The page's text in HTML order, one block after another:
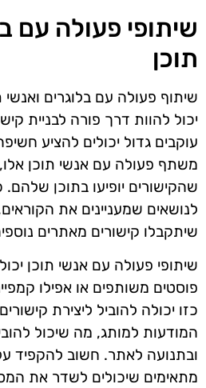
שיתופי פעולה עם
תוכן
שיתוף פעולה עם בלוגרים
יכול להוות דרך פורה לבניית
עוקבים גדול יכולים להציע
משתף פעולה עם אנשי תוכן אלו,
שהקישורים יופיעו בתוכן
לנושאים שמעניינים את הקוראים,
שיתקבלו קישורים מאתרים
שיתופי פעולה עם אנשי תוכן
פוסטים משותפים או אפילו
כזו יכולה להוביל ליצירת
המודעות למותג, מה שיכול
ובתנועה לאתר. חשוב להקפיד
מתאימים שיכולים לשדר את